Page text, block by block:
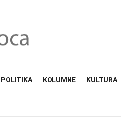
POLITIKA KOLUMNE KULTURA